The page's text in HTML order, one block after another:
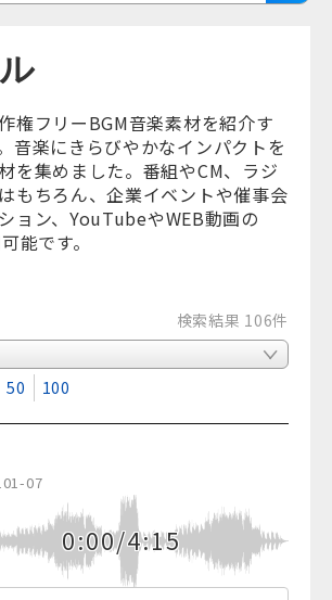
権フリーBGM音楽素材を紹介す
音楽にきらびやかなインパクトを
を集めました。番組やCM、ラジ
もちろん、企業イベントや催事会
ョン、YouTubeやWEB動画の
能です。
検索結果 106件
50 100
07
0:00/4:15